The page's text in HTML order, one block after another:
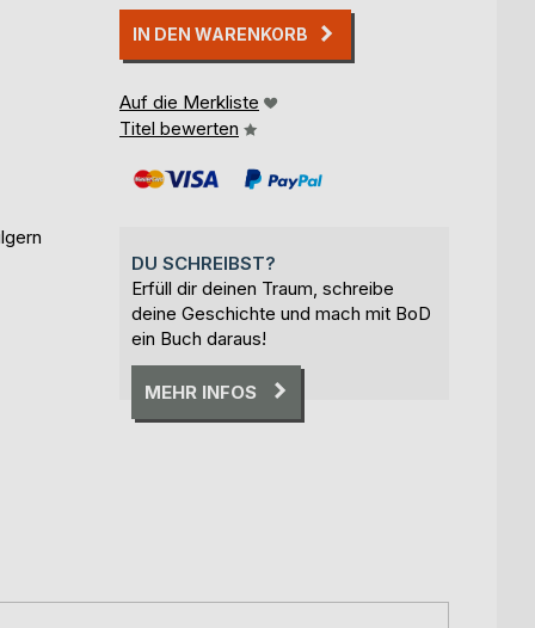
IN DEN WARENKORB
Auf die Merkliste
Titel bewerten
DU SCHREIBST?
Erfüll dir deinen Traum, schreibe
deine Geschichte und mach mit BoD
ein Buch daraus!
MEHR INFOS